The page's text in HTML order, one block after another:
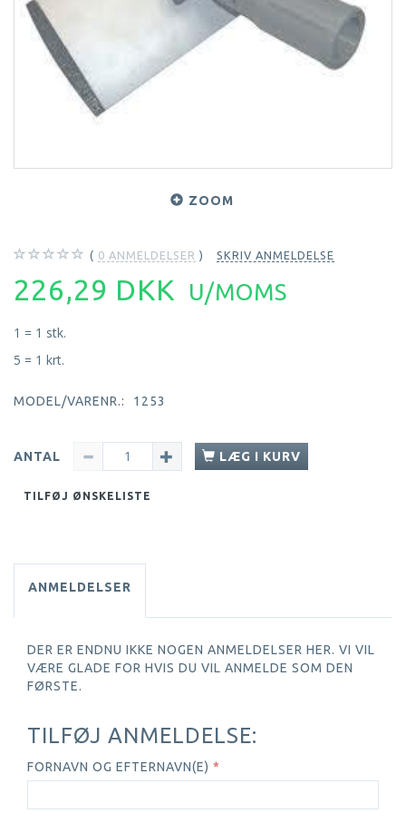
ZOOM
0 ANMELDELSER SKRIV ANMELDELSE
226,29 DKK U/MOMS
1 = 1 stk.
5 = 1 krt.
MODEL/VARENR.: 1253
ANTAL LÆG I KURV
TILFØJ ØNSKELISTE
ANMELDELSER
DER ER ENDNU IKKE NOGEN ANMELDELSER HER. VI VIL
VÆRE GLADE FOR HVIS DU VIL ANMELDE SOM DEN
FØRSTE.
TILFØJ ANMELDELSE:
FORNAVN OG EFTERNAVN(E)